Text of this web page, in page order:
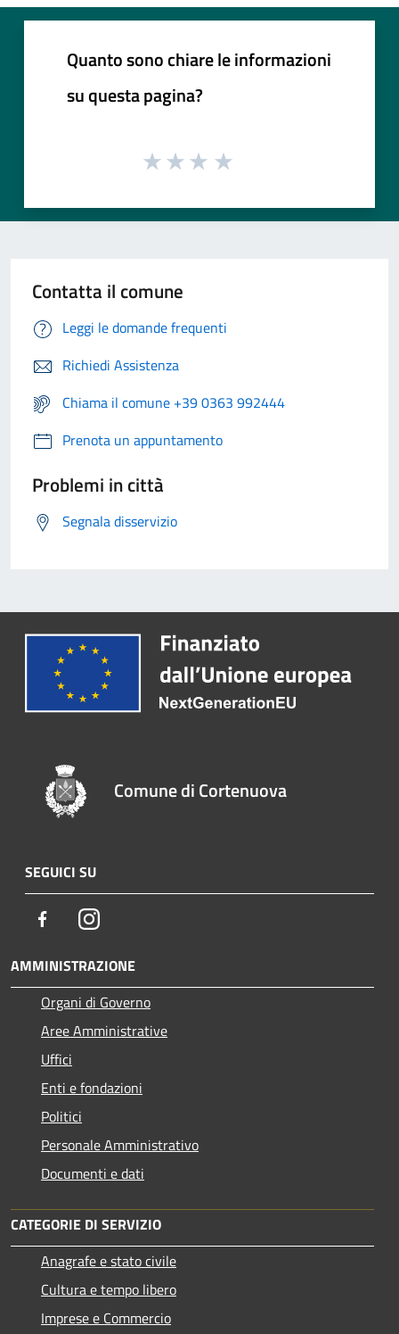
Quanto sono chiare le informazioni
su questa pagina?
Contatta il comune
Leggi le domande frequenti
Richiedi Assistenza
Chiama il comune +39 0363 992444
Prenota un appuntamento
Problemi in città
Segnala disservizio
Comune di Cortenuova
SEGUICI SU
FacebookInstagram
AMMINISTRAZIONE
Organi di Governo
Aree Amministrative
Uffici
Enti e fondazioni
Politici
Personale Amministrativo
Documenti e dati
CATEGORIE DI SERVIZIO
Anagrafe e stato civile
Cultura e tempo libero
Imprese e Commercio